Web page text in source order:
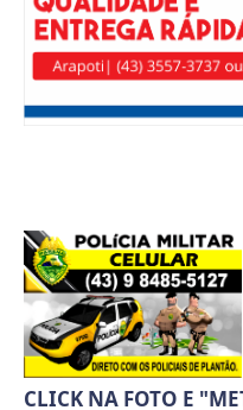
CLICK NA FOTO E